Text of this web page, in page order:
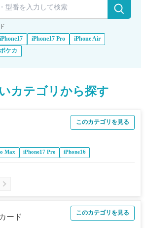
iPhone17 iPhone17 Pro
iPhone Air
ポケカ
カテゴリから探す
このカテゴリを見る
Max iPhone17 Pro iPhone16
ード
このカテゴリを見る